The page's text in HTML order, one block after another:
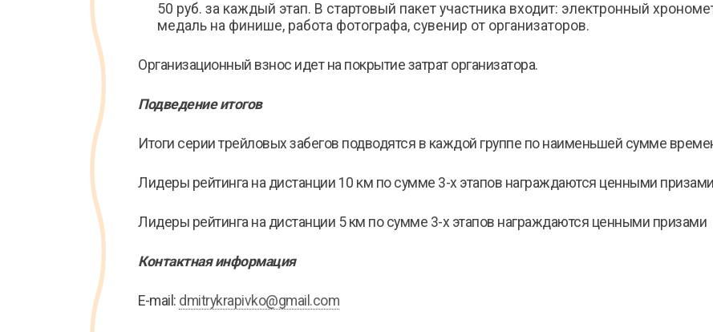
50 руб. за каждый этап. В стартовый пакет участника входит: электронный
медаль на финише, работа фотографа, сувенир от организаторов.
Организационный взнос идет на покрытие затрат организатора.
Подведение итогов
Итоги серии трейловых забегов подводятся в каждой группе по наименьшей сумме
Лидеры рейтинга на дистанции 10 км по сумме 3-х этапов награждаются ценными
Лидеры рейтинга на дистанции 5 км по сумме 3-х этапов награждаются ценными призами
Контактная информация
E-mail: dmitrykrapivko@gmail.com